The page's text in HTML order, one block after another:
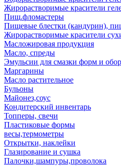
Жирорастворимые красители
Пищ.фломастеры
Пищевые блестки (кандурин),
Жирорастворимые красители
Масложировая продукция
Масло, спреды
Эмульсии для смазки форм и
Маргарины
Масло растительное
Бульоны
Майонез,соус
Кондитерский инвентарь
Топперы, свечи
Пластиковые формы
весы,термометры
Открытки, наклейки
Глазирование и сушка
Палочки,шампуры,проволока